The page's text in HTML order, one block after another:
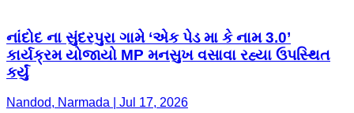
નાંદોદ ના સુંદરપુરા ગામે ‘એક પેડ મા કે નામ 3.0’
કાર્યક્રમ યોજાયો MP મનસુખ વસાવા રહ્યા ઉપસ્થિત
કર્યું
Nandod, Narmada | Jul 17, 2026